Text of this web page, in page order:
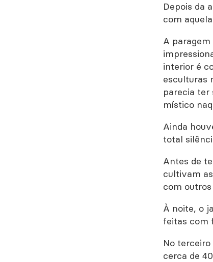
Depois da
com
A
interior é
esculturas
parecia ter
místico
Ainda
total
Antes de
cultivam
com
À noite, o
feitas com
No
cerca de